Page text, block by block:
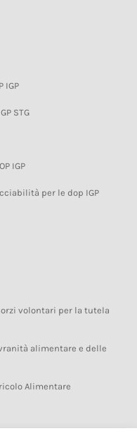
IGP
STG
IGP
per le dop IGP
volontari per la tutela
alimentare e delle
Alimentare